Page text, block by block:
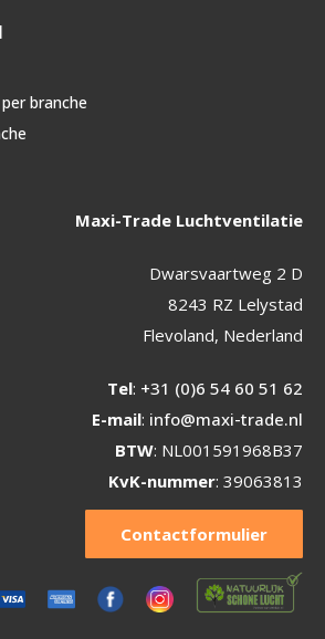
branche
Maxi-Trade Luchtventilatie
Dwarsvaartweg 2 D
8243 RZ Lelystad
Flevoland, Nederland
Tel: +31 (0)6 54 60 51 62
E-mail: info@maxi-trade.nl
BTW: NL001591968B37
KvK-nummer: 39063813
Contactformulier